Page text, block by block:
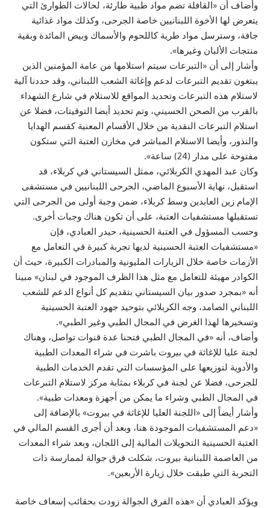
وأضاف أن «القافلة تضم مواد طبية طارئة، لحالات الطوارئ التي
يتعرض لها الأخوة اللبنانيين خاصة الجرحى، وكذلك مواد غذائية
جافة، وسترسل مواد طرية كاللحوم والأسماك وبيض المائدة وبقية
منتجات الألبان وغيرها».
وأشار إلى أن «التبرعات سيتم استلامها من عامة المؤمنين الذين
يبتغون تقديم التبرعات لدعم وإغاثة الشعب اللبناني، وقد حددنا آلية
لاستلام هذه التبرعات وتحديد المواقع للاستلام في شارع الشهداء
بالقرب من الصحن الحسيني، وتم تحديد أيضا التوقيتات، فضلا عن
استلام التبرعات النقدية من خلال الأقسام المعنية كقسم الهدايا
والنذور، وأيضا الاستلام المباشر في مخازن العتبة التي ستكون
مفتوحة على مدار (24) ساعة».
وكان عبد المهدي الكربلائي، ممثل السيستاني في كربلاء، قد
استقبل، نهاية الأسبوع الماضي، الجرحى اللبنانيين في مستشفى
الإمام زين العابدين وسط كربلاء، ضمن وجبة أولى من الجرحى التي
تستقبلها مستشفيات العتبة، على أن تكون هناك وجبات أخرى.
وحسب المسؤول في العتبة الحسينية، حيدر العبادي، فإن
«مستشفيات العتبة الحسينية لديها تجربة كبيرة في التعامل مع
الأزمات خاصة خلال الزيارات المليونية والمبادرات الكبيرة، حيث أن
الكوادر مهيئة للتعامل مع مثل هذا الظرف الموجود في لبنان» مبينا
أنه «بمجرد صدور بيان السيستاني بتقديم كل أنواع الدعم للشعب
اللبناني الصامد، وجه الكربلائي بتوحيد جهود العتبة الحسينية
وتسخيرها لهذا الغرض في المجال الطبي وغير الطبي».
وأضاف، أنه «في المجال الطبي فتحنا عدة قنوات تواصل، وهناك
لجنة عليا للإغاثة في بيروت باشرت في شراء المعدات الطبية
والأدوية لتوزيعها على المؤسسات التي تقدم الخدمات الطبية
للجرحى، فضلا عن لجنة في كربلاء بمثابة مركز لاستلام التبرعات
في المجال الطبي وشراء ما يمكن من أجهزة ومعدات طبية».
وأشار أيضاً إلى «اللجنة العليا للإغاثة في بيروت» بالإضافة إلى
«دعم المستشفيات الموجودة هنا، وبعد أن أجرى القسم المالي في
العتبة الحسينية التحويلات المالية إلى اللجان، وبعد شراء المعدات
من العاصمة اللبنانية بيروت، شكلت فرق جوالة لممارسة ذات
التجربة التي طبقت خلال زيارة الأربعين».
ويؤكد العبادي أن «هذه الفرق الجوالة زودت بحقائب إسعاف خاصة